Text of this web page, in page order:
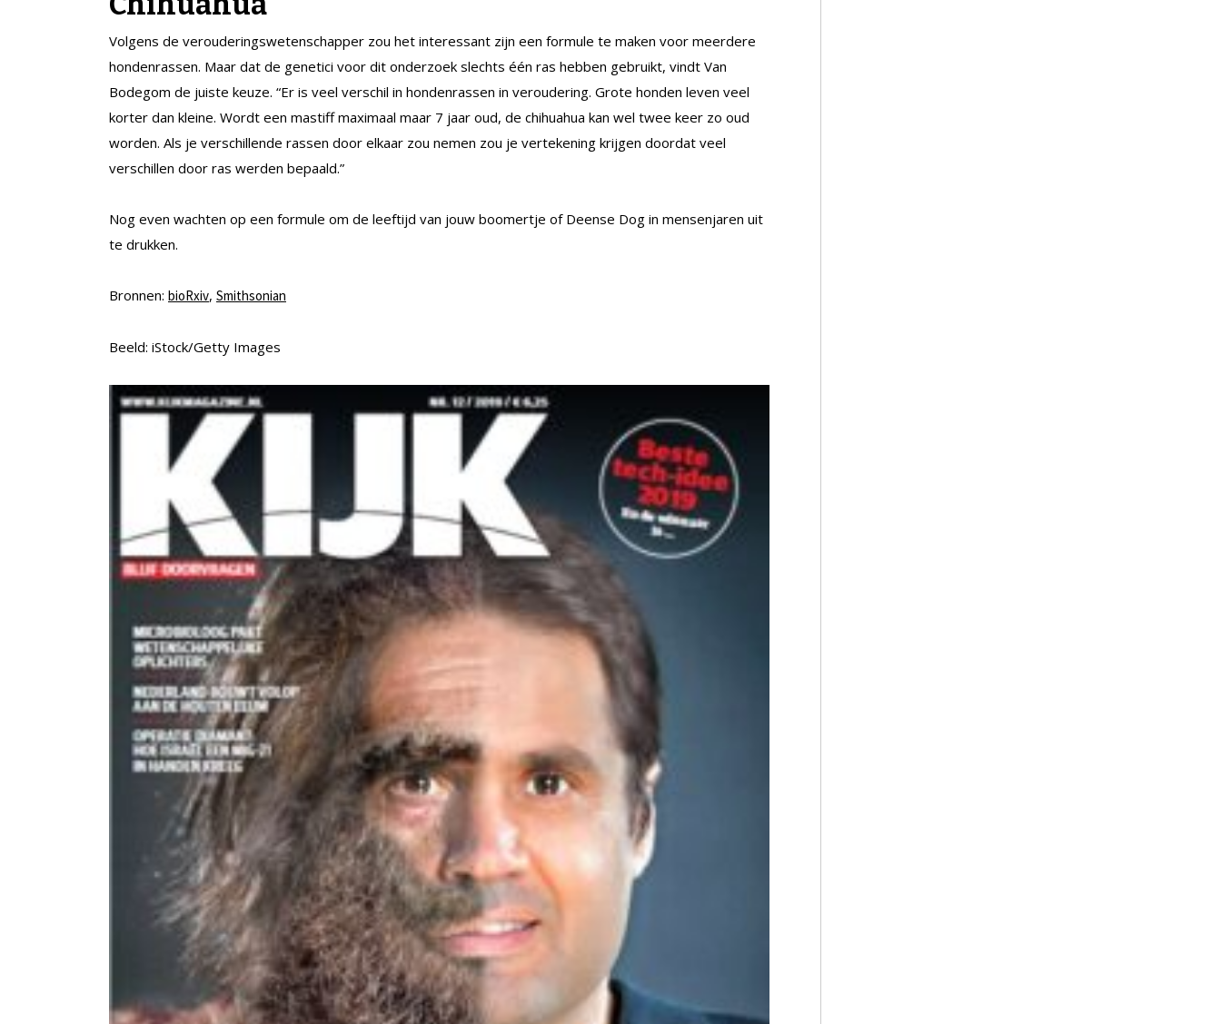
Volgens de verouderingswetenschapper zou het interessant zijn een formule te maken voor meerdere
hondenrassen. Maar dat de genetici voor dit onderzoek slechts één ras hebben gebruikt, vindt Van
Bodegom de juiste keuze. “Er is veel verschil in hondenrassen in veroudering. Grote honden leven veel
korter dan kleine. Wordt een mastiff maximaal maar 7 jaar oud, de chihuahua kan wel twee keer zo oud
worden. Als je verschillende rassen door elkaar zou nemen zou je vertekening krijgen doordat veel
verschillen door ras werden bepaald.”
Nog even wachten op een formule om de leeftijd van jouw boomertje of Deense Dog in mensenjaren uit
te drukken.
Bronnen: bioRxiv, Smithsonian
Beeld: iStock/Getty Images